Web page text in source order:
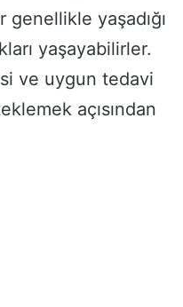
yaşadığı
yaşayabilirler.
ve uygun tedavi
açısından